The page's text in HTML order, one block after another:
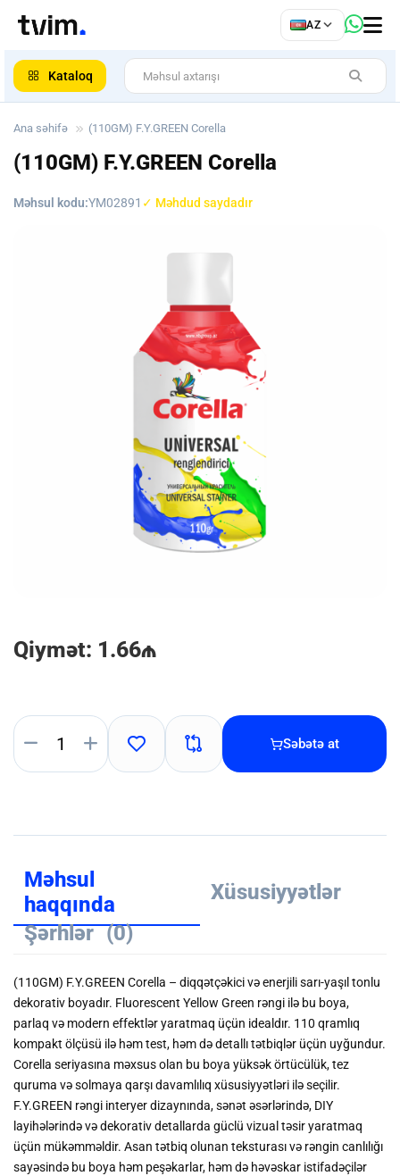
AZ
Kataloq
Ana səhifə (110GM) F.Y.GREEN Corella
(110GM) F.Y.GREEN Corella
Məhsul kodu:YM02891 ✓ Məhdud saydadır
Qiymət: 1.66₼
Səbətə at
Məhsul
haqqında
Xüsusiyyətlər
Şərhlər (0)
(110GM) F.Y.GREEN Corella – diqqətçəkici və enerjili sarı-yaşıl tonlu
dekorativ boyadır. Fluorescent Yellow Green rəngi ilə bu boya,
parlaq və modern effektlər yaratmaq üçün idealdır. 110 qramlıq
kompakt ölçüsü ilə həm test, həm də detallı tətbiqlər üçün uyğundur.
Corella seriyasına məxsus olan bu boya yüksək örtücülük, tez
quruma və solmaya qarşı davamlılıq xüsusiyyətləri ilə seçilir.
F.Y.GREEN rəngi interyer dizaynında, sənət əsərlərində, DIY
layihələrində və dekorativ detallarda güclü vizual təsir yaratmaq
üçün mükəmməldir. Asan tətbiq olunan teksturası və rəngin canlılığı
sayəsində bu boya həm peşəkarlar, həm də həvəskar istifadəçilər